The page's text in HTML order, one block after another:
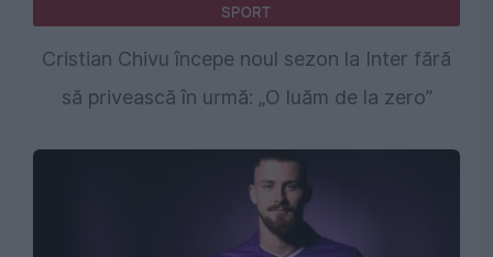
SPORT
Cristian Chivu începe noul sezon la Inter fără
să privească în urmă: „O luăm de la zero”